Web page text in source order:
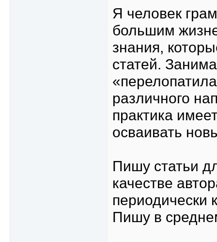
Я человек
большим
знания,
статей.
различного
практика
осваивать
Пишу статьи
качестве
периодически
Пишу в